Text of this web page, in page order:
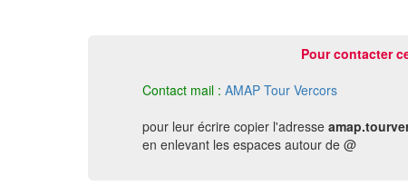
Pour contacter
Contact mail : AMAP Tour Vercors
pour leur écrire copier l'adresse
en enlevant les espaces autour de @